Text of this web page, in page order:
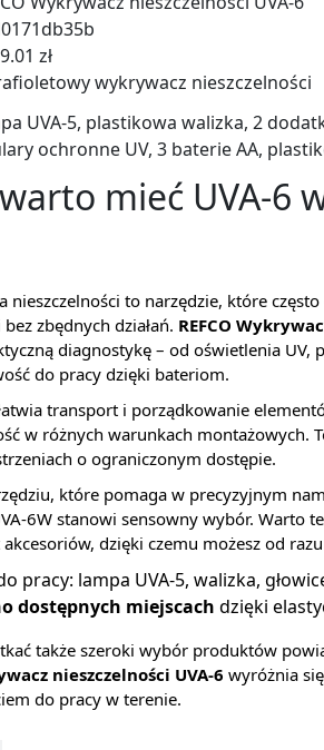
zł
wykrywacz nieszczelności
UVA-5, plastikowa walizka, 2
ochronne UV, 3 baterie AA,
mieć UVA-6
nieszczelności to narzędzie, które
zbędnych działań. REFCO
diagnostykę – od oświetlenia UV,
do pracy dzięki bateriom.
transport i porządkowanie
w różnych warunkach montażowych.
o ograniczonym dostępie.
które pomaga w precyzyjnym
6W stanowi sensowny wybór. Warto
dzięki czemu możesz od
pracy: lampa UVA-5, walizka,
dostępnych miejscach dzięki
także szeroki wybór produktów
nieszczelności UVA-6 wyróżnia
do pracy w terenie.